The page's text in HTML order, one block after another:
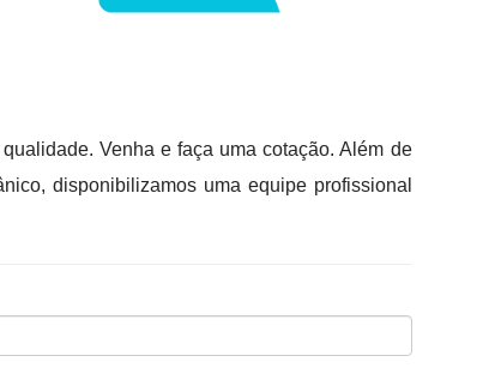
Venha e faça uma cotação. Além de
disponibilizamos uma equipe profissional